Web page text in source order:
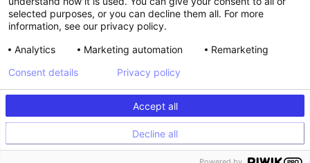
Partners Directory
© Kameleoon — 2026 All rights Reserved
Privacy Policy
Plattform Status
selected purposes, or you can decline them all. For more
information, see our privacy policy.
Analytics
Marketing automation Remarketing
Accept all
Decline all
Consent details Privacy policy